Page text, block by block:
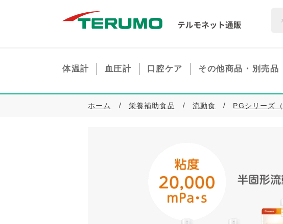
体温計 血圧計 口腔ケア その他商品・ 別売品
ホーム 栄養補助食品 流動食 PGシリーズ